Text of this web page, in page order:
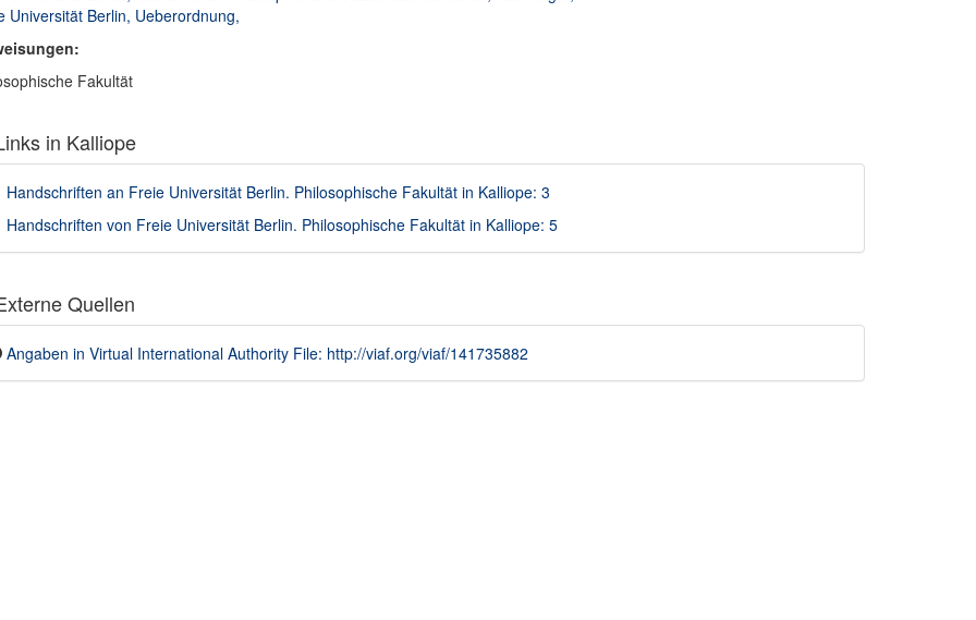
Universität Berlin, Ueberordnung,
Fakultät
in Kalliope
Handschriften an Freie Universität Berlin. Philosophische Fakultät in Kalliope: 3
Handschriften von Freie Universität Berlin. Philosophische Fakultät in Kalliope: 5
Quellen
Angaben in Virtual International Authority File: http://viaf.org/viaf/141735882